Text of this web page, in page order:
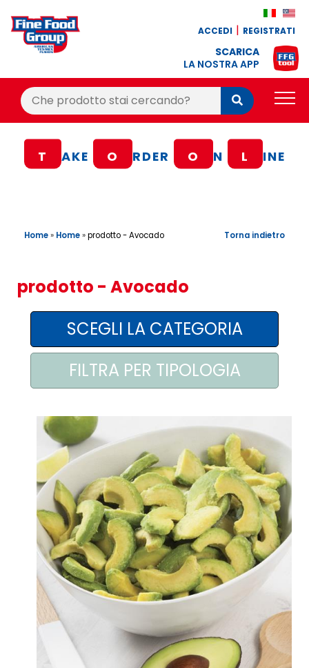
ACCEDI REGISTRATI
SCARICA
LA NOSTRA APP
Cerca:
Cerca
BLOG
CONTATTI
AREA AGENTI
T AKE O RDER O N L INE
Home» Home»prodotto - Avocado Torna indietro
prodotto - Avocado